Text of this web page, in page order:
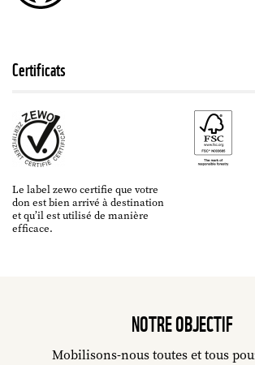
Certificats
Le label zewo certifie que votre
don est bien arrivé à destination
et qu’il est utilisé de manière
efficace.
NOTRE OBJECTIF
Mobilisons-nous toutes et tous